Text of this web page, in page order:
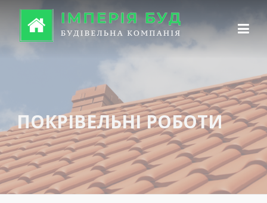
Перейти до вмісту
ПОКРІВЕЛЬНІ РОБОТИ